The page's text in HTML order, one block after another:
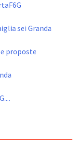
sei Granda
proposte